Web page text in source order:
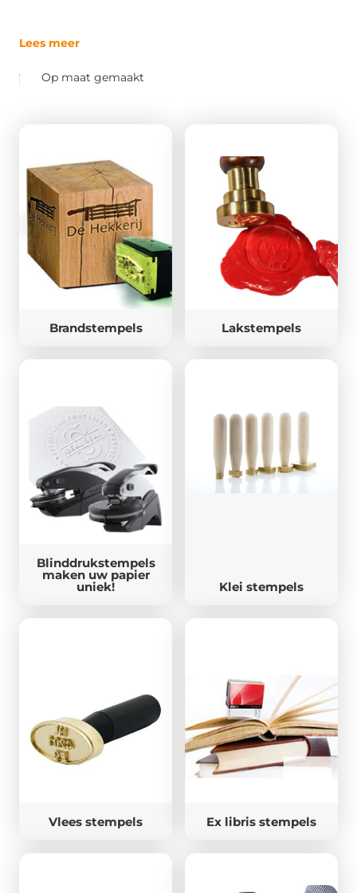
Lees meer
Op maat gemaakt
Brandstempels Lakstempels
Blinddrukstempels
maken uw papier
uniek! Klei stempels
Vlees stempels Ex libris stempels